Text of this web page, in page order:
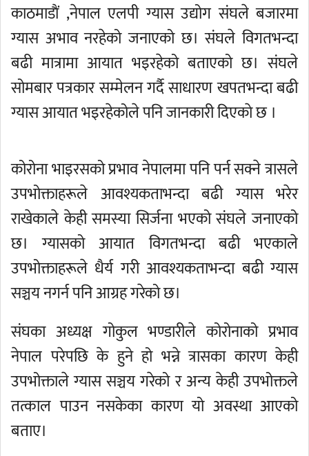
काठमाडाैं ,नेपाल एलपी ग्यास उद्योग संघले बजारमा
ग्यास अभाव नरहेको जनाएको छ। संघले विगतभन्दा
बढी मात्रामा आयात भइरहेको बताएको छ। संघले
सोमबार पत्रकार सम्मेलन गर्दै साधारण खपतभन्दा बढी
ग्यास आयात भइरहेकोले पनि जानकारी दिएकाे छ ।
कोरोना भाइरसको प्रभाव नेपालमा पनि पर्न सक्ने त्रासले
उपभोक्ताहरूले आवश्यकताभन्दा बढी ग्यास भरेर
राखेकाले केही समस्या सिर्जना भएको संघले जनाएको
छ। ग्यासको आयात विगतभन्दा बढी भएकाले
उपभोक्ताहरूले धैर्य गरी आवश्यकताभन्दा बढी ग्यास
सञ्चय नगर्न पनि आग्रह गरेको छ।
संघका अध्यक्ष गोकुल भण्डारीले कोरोनाको प्रभाव
नेपाल परेपछि के हुने हो भन्ने त्रासका कारण केही
उपभोक्ताले ग्यास सञ्चय गरेको र अन्य केही उपभोक्तले
तत्काल पाउन नसकेका कारण यो अवस्था आएको
बताए।